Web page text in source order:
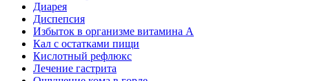
Диарея
Диспепсия
Избыток в организме витамина А
Кал с остатками пищи
Кислотный рефлюкс
Лечение гастрита